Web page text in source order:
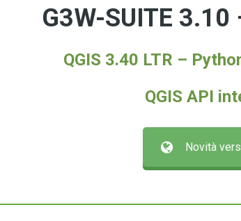
G3W-SUITE
QGIS 3.40 LTR –
QGIS API
Novità